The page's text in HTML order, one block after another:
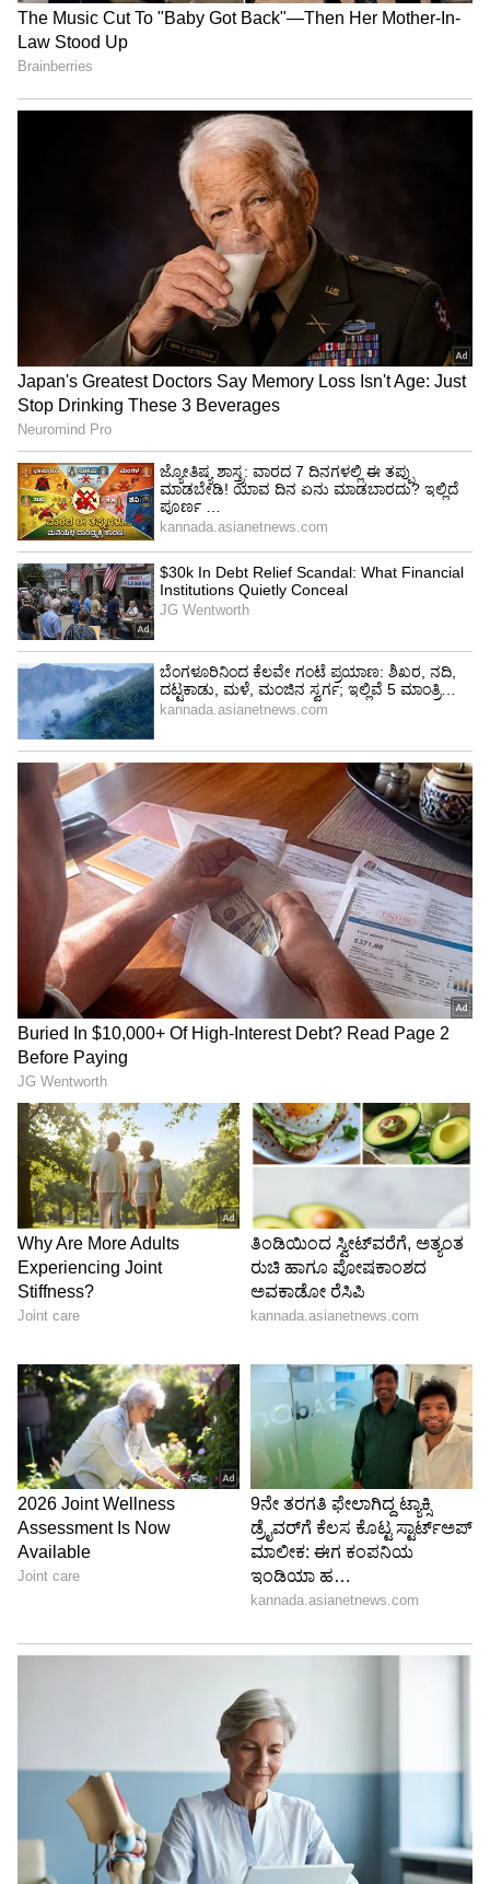
ದುಬೈ: ಇಂಗ್ಲೆಂಡ್‌ ವಿರುದ್ಧದ ಸರಣಿಯಲ್ಲಿ ಉತ್ತಮ ಪ್ರದರ್ಶನ
ಮಂಗಳವಾರ ಪ್ರಕಟಗೊಂಡ ಐಸಿಸಿ ಏಕದಿನ ಬ್ಯಾಟರ್‌ಗಳ
ರ‍್ಯಾಂಕಿಂಗ್‌‌ ಪಟ್ಟಿಯಲ್ಲಿ 4 ಸ್ಥಾನ ಏರಿಕೆ ಕಂಡು 5ನೇ ಸ್ಥಾನ
ತಲುಪಿದ್ದಾರೆ. 2ನೇ ಏಕದಿನದಲ್ಲಿ ಕೌರ್‌ 143 ರನ್‌ ಸಿಡಿಸಿದ್ದರು.
ಸ್ಮೃತಿ ಮಂಧನಾ ಒಂದು ಸ್ಥಾನ ಏರಿಕೆ ಕಂಡು 6ನೇ ಸ್ಥಾನ